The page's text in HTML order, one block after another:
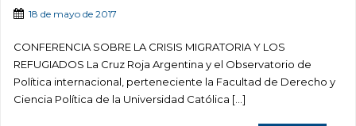
18 de mayo de 2017
CONFERENCIA SOBRE LA CRISIS MIGRATORIA Y LOS
REFUGIADOS La Cruz Roja Argentina y el Observatorio de
Política internacional, perteneciente la Facultad de Derecho y
Ciencia Política de la Universidad Católica […]